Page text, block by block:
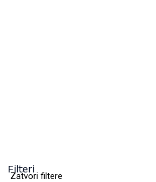
Filteri
Zatvori filtere